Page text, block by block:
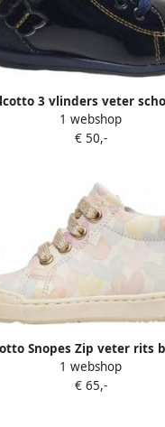
3 vlinders veter
1605 lak navy
1 webshop
€ 50,-
Snopes Zip veter rits
sneakers kleurrijke
beige
1 webshop
€ 65,-